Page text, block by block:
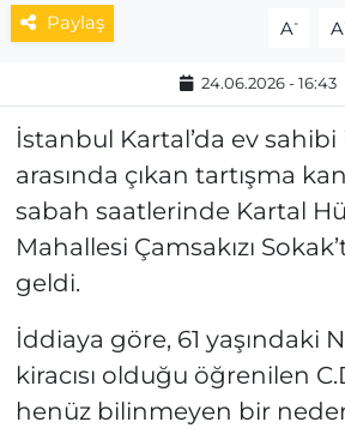
Paylaş A- A
24.06.2026 - 16:43
İstanbul Kartal’da ev sahibi
arasında çıkan tartışma
sabah saatlerinde Kartal
Mahallesi Çamsakızı
geldi.
İddiaya göre, 61 yaşındaki
kiracısı olduğu öğrenilen
henüz bilinmeyen bir